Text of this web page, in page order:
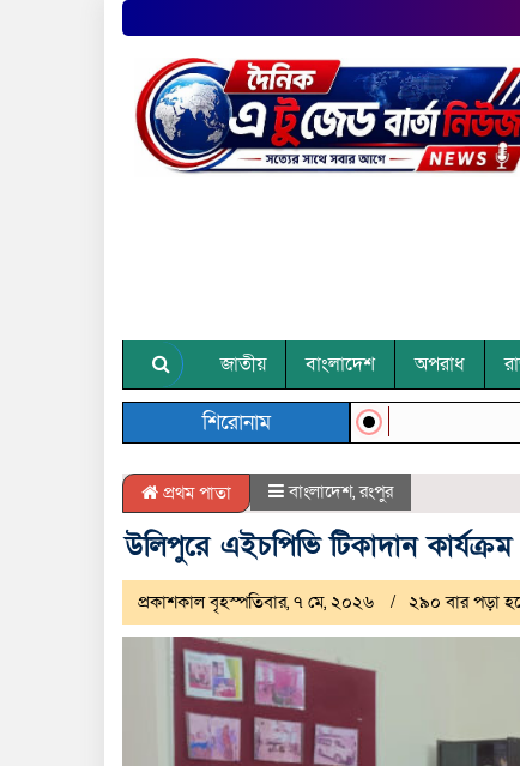
জাতীয় বাংলাদেশ অপরাধ
শিরোনাম
প্রথম পাতা বাংলাদেশ,রংপুর
উলিপুরে এইচপিভি টিকাদান
প্রকাশকাল বৃহস্পতিবার, ৭ মে, ২০২৬ ২৯০ বার পড়া